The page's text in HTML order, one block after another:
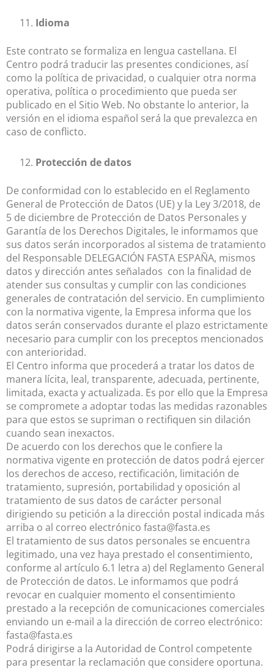
Idioma
Este contrato se formaliza en lengua castellana. El
Centro podrá traducir las presentes condiciones, así
como la política de privacidad, o cualquier otra norma
operativa, política o procedimiento que pueda ser
publicado en el Sitio Web. No obstante lo anterior, la
versión en el idioma español será la que prevalezca en
caso de conflicto.
Protección de datos
De conformidad con lo establecido en el Reglamento
General de Protección de Datos (UE) y la Ley 3/2018, de
5 de diciembre de Protección de Datos Personales y
Garantía de los Derechos Digitales, le informamos que
sus datos serán incorporados al sistema de tratamiento
del Responsable DELEGACIÓN FASTA ESPAÑA, mismos
datos y dirección antes señalados con la finalidad de
atender sus consultas y cumplir con las condiciones
generales de contratación del servicio. En cumplimiento
con la normativa vigente, la Empresa informa que los
datos serán conservados durante el plazo estrictamente
necesario para cumplir con los preceptos mencionados
con anterioridad.
El Centro informa que procederá a tratar los datos de
manera lícita, leal, transparente, adecuada, pertinente,
limitada, exacta y actualizada. Es por ello que la Empresa
se compromete a adoptar todas las medidas razonables
para que estos se supriman o rectifiquen sin dilación
cuando sean inexactos.
De acuerdo con los derechos que le confiere la
normativa vigente en protección de datos podrá ejercer
los derechos de acceso, rectificación, limitación de
tratamiento, supresión, portabilidad y oposición al
tratamiento de sus datos de carácter personal
dirigiendo su petición a la dirección postal indicada más
arriba o al correo electrónico fasta@fasta.es
El tratamiento de sus datos personales se encuentra
legitimado, una vez haya prestado el consentimiento,
conforme al artículo 6.1 letra a) del Reglamento General
de Protección de datos. Le informamos que podrá
revocar en cualquier momento el consentimiento
prestado a la recepción de comunicaciones comerciales
enviando un e-mail a la dirección de correo electrónico:
fasta@fasta.es
Podrá dirigirse a la Autoridad de Control competente
para presentar la reclamación que considere oportuna.